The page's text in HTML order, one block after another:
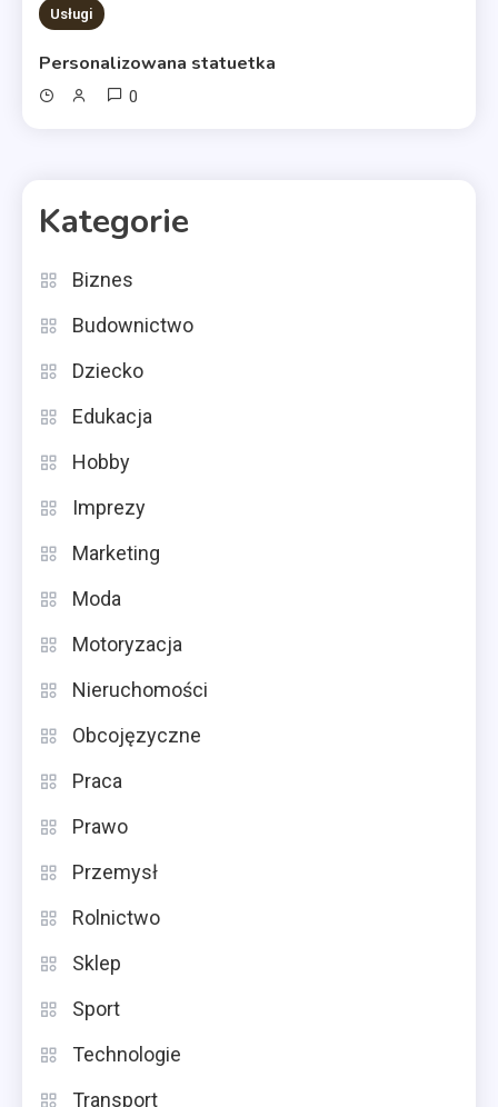
Usługi
Personalizowana statuetka
0
Kategorie
Biznes
Budownictwo
Dziecko
Edukacja
Hobby
Imprezy
Marketing
Moda
Motoryzacja
Nieruchomości
Obcojęzyczne
Praca
Prawo
Przemysł
Rolnictwo
Sklep
Sport
Technologie
Transport